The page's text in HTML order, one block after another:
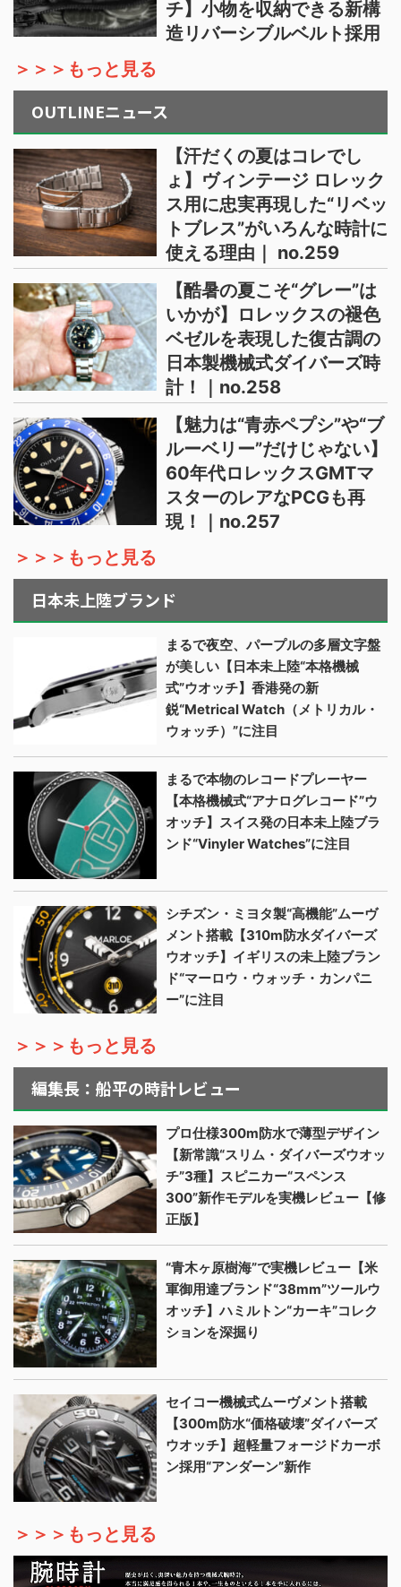
チ】小物を収納できる新構
造リバーシブルベルト採用
＞＞＞もっと見る
OUTLINEニュース
【汗だくの夏はコレでし
ょ】ヴィンテージ ロレック
ス用に忠実再現した“リベッ
トブレス”がいろんな時計に
使える理由｜ no.259
【酷暑の夏こそ“グレー”は
いかが】ロレックスの褪色
ベゼルを表現した復古調の
日本製機械式ダイバーズ時
計！｜no.258
【魅力は“青赤ペプシ”や“ブ
ルーベリー”だけじゃない】
60年代ロレックスGMTマ
スターのレアなPCGも再
現！｜no.257
＞＞＞もっと見る
日本未上陸ブランド
まるで夜空、パープルの多層文字盤
が美しい【日本未上陸“本格機械
式”ウオッチ】香港発の新
鋭“Metrical Watch（メトリカル・
ウォッチ）”に注目
まるで本物のレコードプレーヤー
【本格機械式“アナログレコード”ウ
オッチ】スイス発の日本未上陸ブラ
ンド“Vinyler Watches”に注目
シチズン・ミヨタ製“高機能”ムーヴ
メント搭載【310m防水ダイバーズ
ウオッチ】イギリスの未上陸ブラン
ド“マーロウ・ウォッチ・カンパニ
ー”に注目
＞＞＞もっと見る
編集長：船平の時計レビュー
プロ仕様300m防水で薄型デザイン
【新常識“スリム・ダイバーズウオッ
チ”3種】スピニカー“スペンス
300”新作モデルを実機レビュー【修
正版】
“青木ヶ原樹海”で実機レビュー【米
軍御用達ブランド“38mm”ツールウ
オッチ】ハミルトン“カーキ”コレク
ションを深掘り
セイコー機械式ムーヴメント搭載
【300m防水“価格破壊”ダイバーズ
ウオッチ】超軽量フォージドカーボ
ン採用“アンダーン”新作
＞＞＞もっと見る